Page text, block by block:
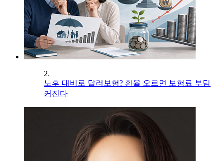
2.
노후 대비로 달러보험? 환율 오르면 보험료 부담
커진다